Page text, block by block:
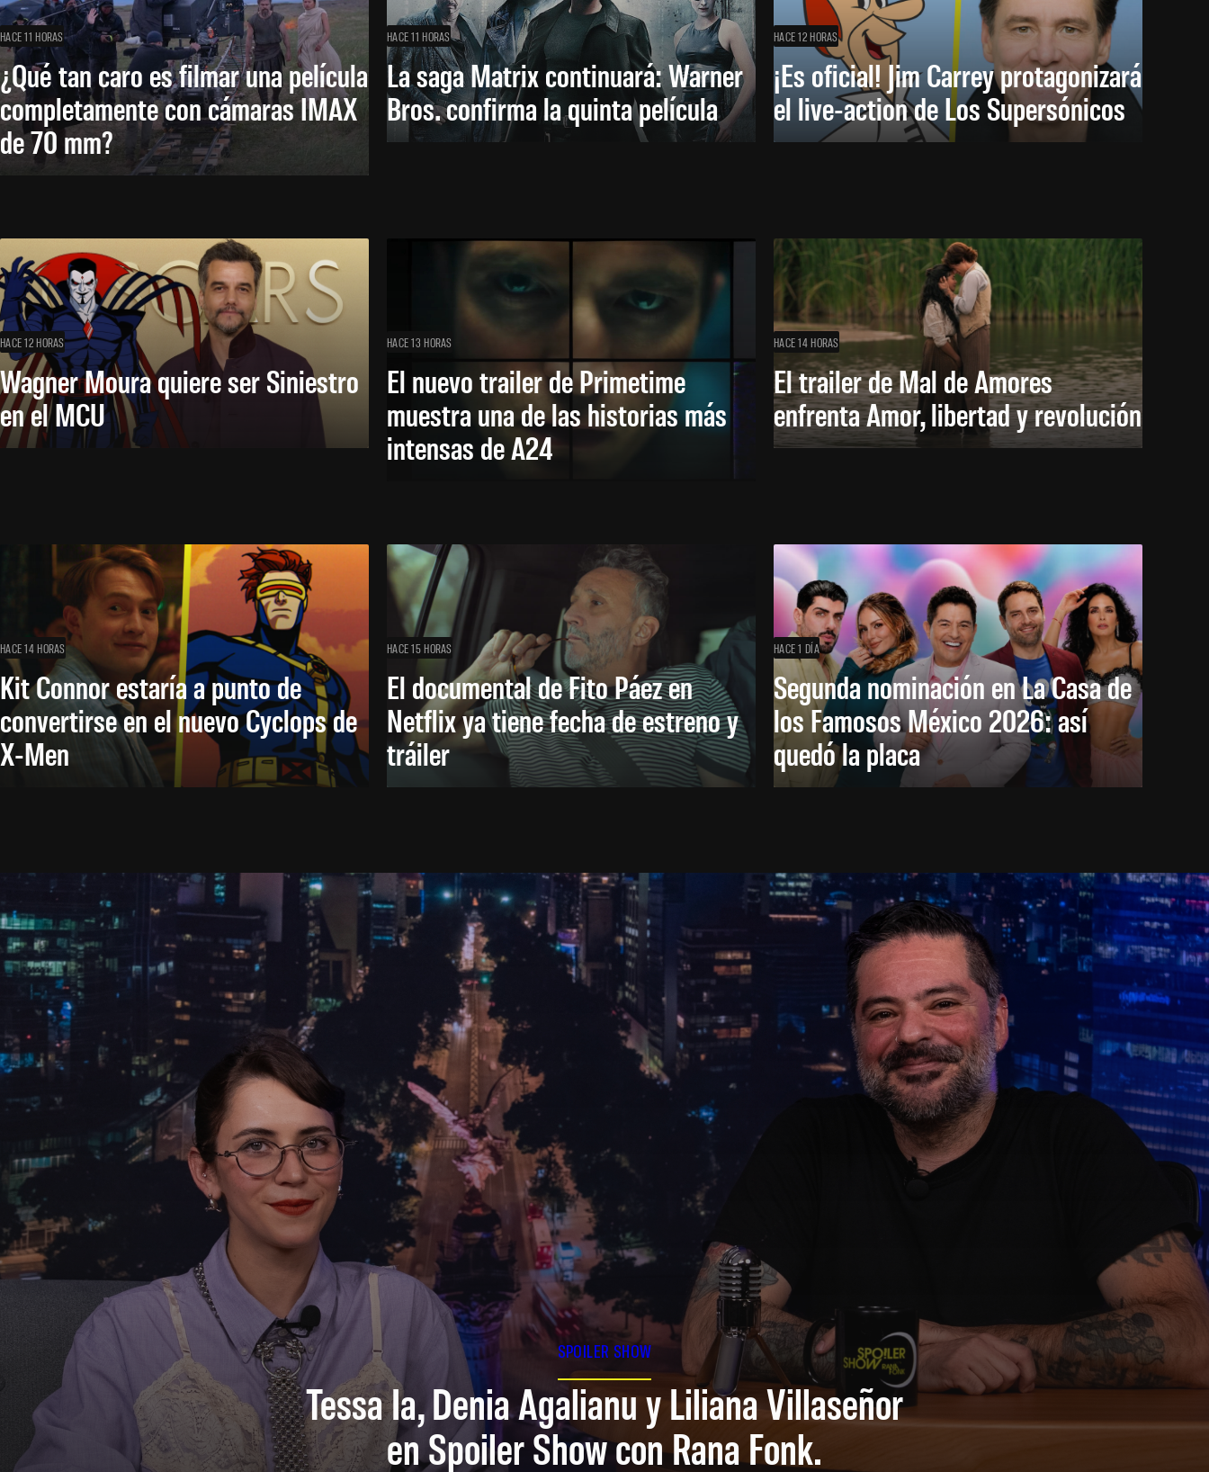
HACE 11 HORAS
¿Qué tan caro es filmar una película
completamente con cámaras IMAX
de 70 mm?
HACE 11 HORAS
La saga Matrix continuará: Warner
Bros. confirma la quinta película
HACE 12 HORAS
¡Es oficial! Jim Carrey protagonizará
el live-action de Los Supersónicos
HACE 12 HORAS
Wagner Moura quiere ser Siniestro
en el MCU
HACE 13 HORAS
El nuevo trailer de Primetime
muestra una de las historias más
intensas de A24
HACE 14 HORAS
El trailer de Mal de Amores
enfrenta Amor, libertad y revolución
HACE 14 HORAS
Kit Connor estaría a punto de
convertirse en el nuevo Cyclops de
X-Men
HACE 15 HORAS
El documental de Fito Páez en
Netflix ya tiene fecha de estreno y
tráiler
HACE 1 DÍA
Segunda nominación en La Casa de
los Famosos México 2026: así
quedó la placa
SPOILER SHOW
Tessa Ia, Denia Agalianu y Liliana Villaseñor
en Spoiler Show con Rana Fonk.